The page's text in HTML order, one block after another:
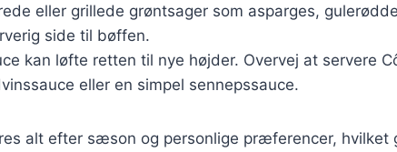
eller grillede grøntsager som asparges,
side til bøffen.
kan løfte retten til nye højder. Overvej at servere
eller en simpel sennepssauce.
alt efter sæson og personlige præferencer, hvilket